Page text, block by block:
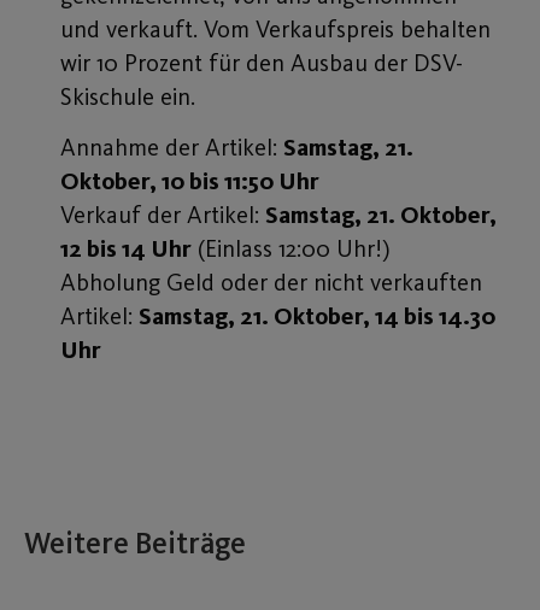
und ver­kauft. Vom Verkaufspreis behalten
wir 10 Prozent für den Aus­bau der DSV-
Skischule ein.
Annahme der Artikel: Samstag, 21.
Oktober, 10 bis 11:50 Uhr
Verkauf der Artikel: Samstag, 21. Oktober,
12 bis 14 Uhr (Einlass 12:00 Uhr!)
Abholung Geld oder der nicht verkauften
Artikel: Samstag, 21. Oktober, 14 bis 14.30
Uhr
Weitere Beiträge